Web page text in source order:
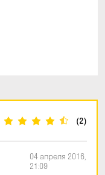
(2)
04 апреля 2016,
21:09